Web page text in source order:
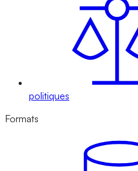
politiques
Formats